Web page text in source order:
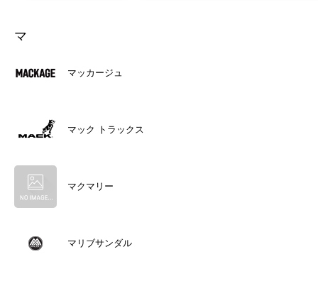
マ
マッカージュ
マック トラックス
マクマリー
マリブサンダル